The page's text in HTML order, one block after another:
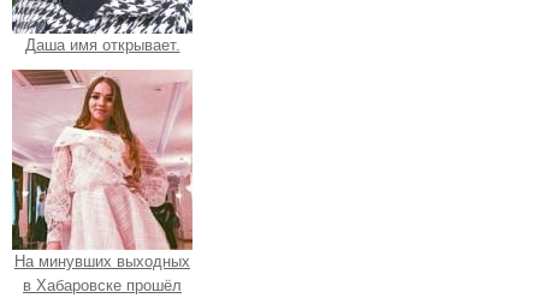
Даша имя открывает.
На минувших выходных
в Хабаровске прошёл